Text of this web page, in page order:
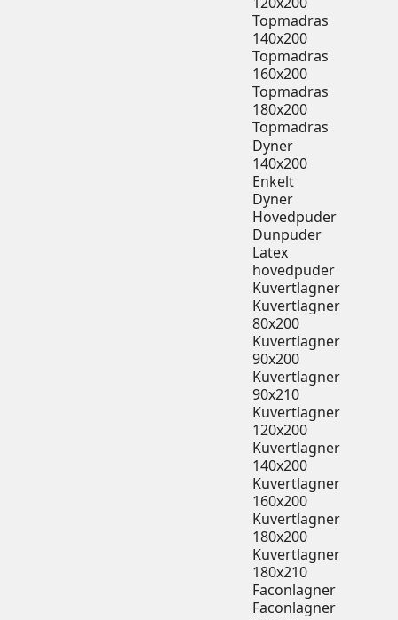
Topmadras
140x200
Topmadras
160x200
Topmadras
180x200
Topmadras
Dyner
140x200
Enkelt
Dyner
Hovedpuder
Dunpuder
Latex
hovedpuder
Kuvertlagner
Kuvertlagner
80x200
Kuvertlagner
90x200
Kuvertlagner
90x210
Kuvertlagner
120x200
Kuvertlagner
140x200
Kuvertlagner
160x200
Kuvertlagner
180x200
Kuvertlagner
180x210
Faconlagner
Faconlagner